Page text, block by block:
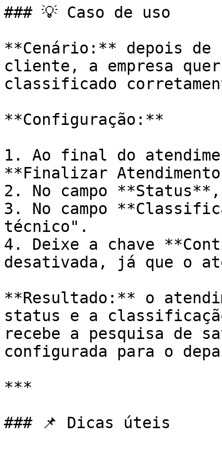
### 💡 Caso de uso
**Cenário:** depois de
cliente, a empresa
classificado
**Configuração:**
1. Ao final do
**Finalizar
2. No campo
3. No campo
técnico".
4. Deixe a chave
desativada, já que o
**Resultado:** o
status e a
recebe a pesquisa de
configurada para o
***
### 📌 Dicas úteis